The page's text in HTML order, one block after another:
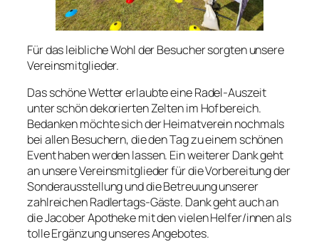
Für das leibliche Wohl der Besucher sorgten unsere
Vereinsmitglieder.
Das schöne Wetter erlaubte eine Radel-Auszeit
unter schön dekorierten Zelten im Hofbereich.
Bedanken möchte sich der Heimatverein nochmals
bei allen Besuchern, die den Tag zu einem schönen
Event haben werden lassen. Ein weiterer Dank geht
an unsere Vereinsmitglieder für die Vorbereitung der
Sonderausstellung und die Betreuung unserer
zahlreichen Radlertags-Gäste. Dank geht auch an
die Jacober Apotheke mit den vielen Helfer/innen als
tolle Ergänzung unseres Angebotes.